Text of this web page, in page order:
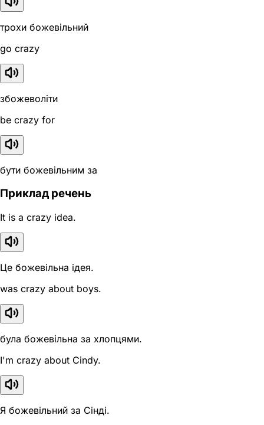
трохи божевільний
go crazy
збожеволіти
be crazy for
бути божевільним за
Приклад речень
It is a crazy idea.
Це божевільна ідея.
was crazy about boys.
була божевільна за хлопцями.
I'm crazy about Cindy.
Я божевільний за Сінді.